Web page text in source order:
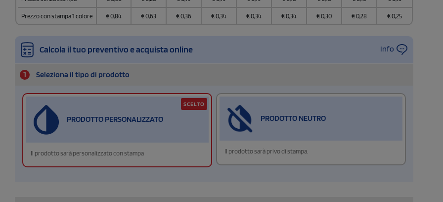
Prezzo con stampa 1 colore €0,84 €0,63 €0,36 €0,34 €0,34 €0,34 €0,30 €0,28 €0,25
Calcola il tuo preventivo e acquista online Info
1 Seleziona il tipo di prodotto
PRODOTTO PERSONALIZZATO
Il prodotto sarà personalizzato con stampa
SCELTO
PRODOTTO NEUTRO
Il prodotto sarà privo di stampa.